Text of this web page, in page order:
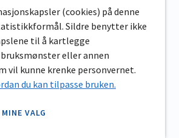
(cookies) på denne
Sildre benytter ikke
til å kartlegge
eller annen
vil kunne krenke personvernet.
du kan tilpasse bruken.
MINE VALG